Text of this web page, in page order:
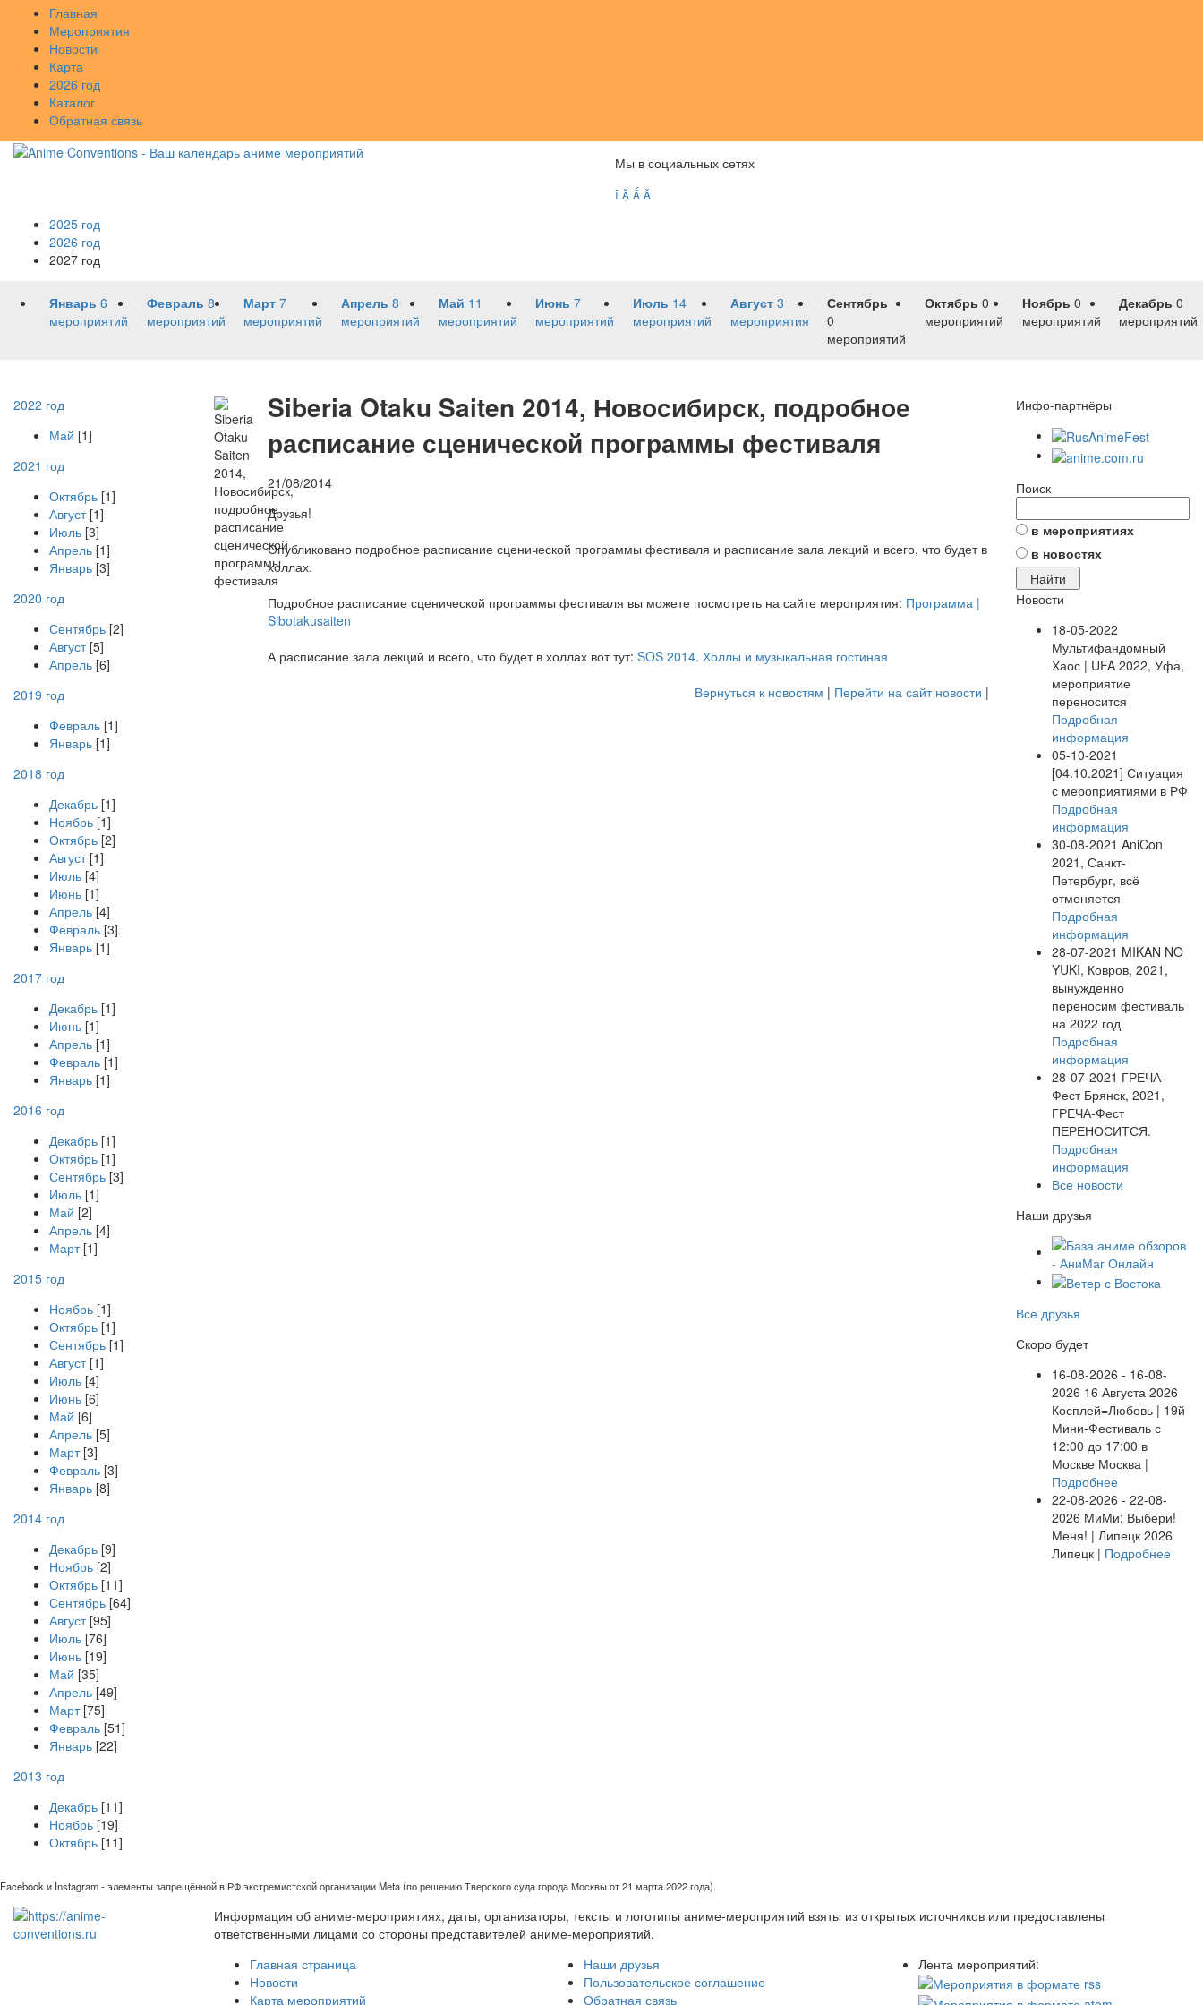
Главная
Мероприятия
Новости
Карта
2026 год
Каталог
Обратная связь
Мы в социальных сетях
   
2025 год
2026 год
2027 год
Январь 6
мероприятий
Февраль 8
мероприятий
Март 7
мероприятий
Апрель 8
мероприятий
Май 11
мероприятий
Июнь 7
мероприятий
Июль 14
мероприятий
Август 3
мероприятия
Сентябрь
0
мероприятий
Октябрь 0
мероприятий
Ноябрь 0
мероприятий
Декабрь 0
мероприятий
2022 год
Май [1]
2021 год
Октябрь [1]
Август[1]
Июль [3]
Апрель [1]
Январь [3]
2020 год
Сентябрь [2]
Август[5]
Апрель [6]
2019 год
Февраль [1]
Январь [1]
2018 год
Декабрь [1]
Ноябрь [1]
Октябрь [2]
Август[1]
Июль [4]
Июнь [1]
Апрель [4]
Февраль [3]
Январь [1]
2017 год
Декабрь [1]
Июнь [1]
Апрель [1]
Февраль [1]
Январь [1]
2016 год
Декабрь [1]
Октябрь [1]
Сентябрь [3]
Июль [1]
Май [2]
Апрель [4]
Март[1]
2015 год
Ноябрь [1]
Октябрь [1]
Сентябрь [1]
Август[1]
Июль [4]
Июнь [6]
Май [6]
Апрель [5]
Март[3]
Февраль [3]
Январь [8]
2014 год
Декабрь [9]
Ноябрь [2]
Октябрь [11]
Сентябрь [64]
Август[95]
Июль [76]
Июнь [19]
Май [35]
Апрель [49]
Март[75]
Февраль [51]
Январь [22]
2013 год
Декабрь [11]
Ноябрь [19]
Октябрь [11]
Siberia Otaku Saiten 2014, Новосибирск, подробное
расписание сценической программы фестиваля
21/08/2014
Друзья!
Опубликовано подробное расписание сценической программы фестиваля и расписание зала лекций и всего, что будет в
холлах.
Подробное расписание сценической программы фестиваля вы можете посмотреть на сайте мероприятия: Программа |
Sibotakusaiten
А расписание зала лекций и всего, что будет в холлах вот тут: SOS 2014. Холлы и музыкальная гостиная
Вернуться к новостям | Перейти на сайт новости |
Инфо-партнёры
Поиск
в мероприятиях
в новостях
Новости
18-05-2022
Мультифандомный
Хаос | UFA 2022, Уфа,
мероприятие
переносится
Подробная
информация
05-10-2021
[04.10.2021] Ситуация
с мероприятиями в РФ
Подробная
информация
30-08-2021 AniCon
2021, Санкт-
Петербург, всё
отменяется
Подробная
информация
28-07-2021 MIKAN NO
YUKI, Ковров, 2021,
вынужденно
переносим фестиваль
на 2022 год
Подробная
информация
28-07-2021 ГРЕЧА-
Фест Брянск, 2021,
ГРЕЧА-Фест
ПЕРЕНОСИТСЯ.
Подробная
информация
Все новости
Наши друзья
Все друзья
Скоро будет
16-08-2026 - 16-08-
2026 16 Августа 2026
Косплей=Любовь | 19й
Мини-Фестиваль с
12:00 до 17:00 в
Москве Москва |
Подробнее
22-08-2026 - 22-08-
2026 МиМи: Выбери!
Меня! | Липецк 2026
Липецк | Подробнее
Facebook и Instagram - элементы запрещённой в РФ экстремистской организации Meta (по решению Тверского суда города Москвы от 21 марта 2022 года).
Информация об аниме-мероприятиях, даты, организаторы, тексты и логотипы аниме-мероприятий взяты из открытых источников или предоставлены
ответственными лицами со стороны представителей аниме-мероприятий.
Главная страница
Новости
Карта мероприятий
Наши друзья
Пользовательское соглашение
Обратная связь
Лента мероприятий: